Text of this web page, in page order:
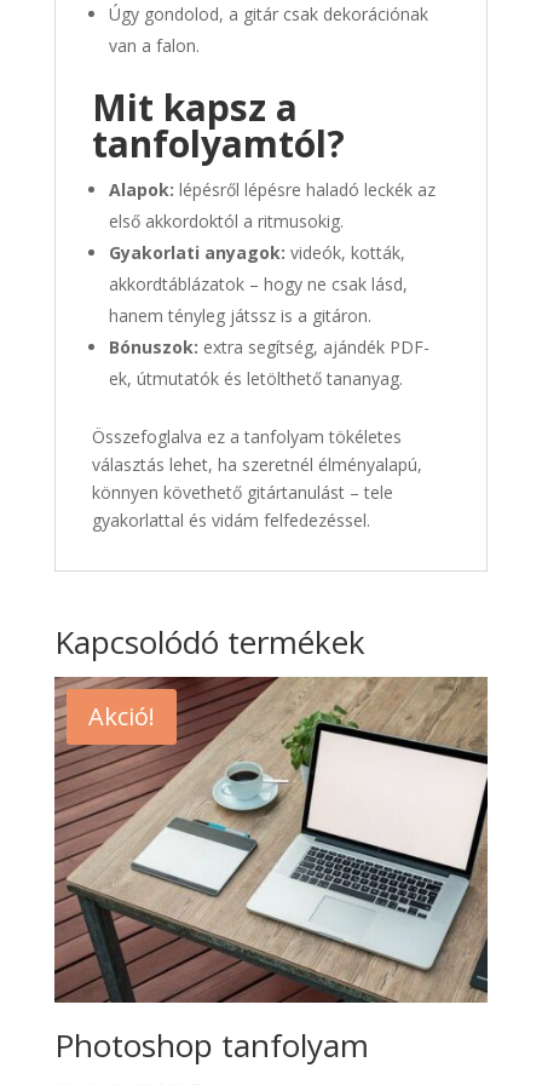
Úgy gondolod, a gitár csak dekorációnak
van a falon.
Mit kapsz a
tanfolyamtól?
Alapok: lépésről lépésre haladó leckék az
első akkordoktól a ritmusokig.
Gyakorlati anyagok: videók, kották,
akkordtáblázatok – hogy ne csak lásd,
hanem tényleg játssz is a gitáron.
Bónuszok: extra segítség, ajándék PDF-
ek, útmutatók és letölthető tananyag.
Összefoglalva ez a tanfolyam tökéletes
választás lehet, ha szeretnél élményalapú,
könnyen követhető gitártanulást – tele
gyakorlattal és vidám felfedezéssel.
Kapcsolódó termékek
Akció!
Photoshop tanfolyam